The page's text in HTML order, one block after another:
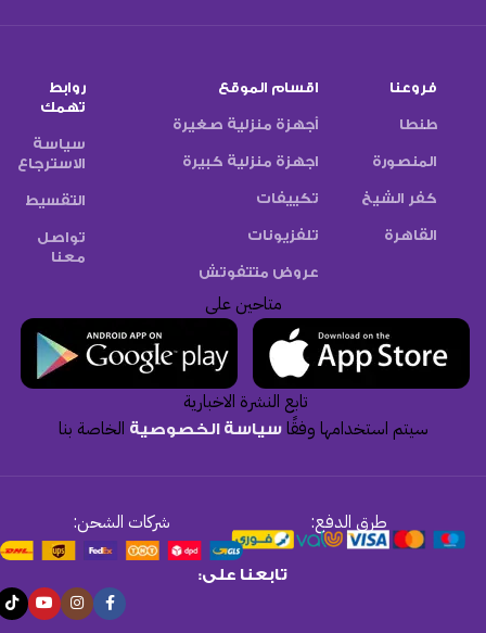
فروعنا
طنطا
المنصورة
كفر الشيخ
القاهرة
اقسام الموقع
أجهزة منزلية صغيرة
اجهزة منزلية كبيرة
تكييفات
تلفزيونات
عروض متتفوتش
روابط
تهمك
سياسة
الاسترجاع
التقسيط
تواصل
معنا
متاحين على
تابع النشرة الاخبارية
سيتم استخدامها وفقًاسياسة الخصوصية الخاصة بنا
طرق الدفع: شركات الشحن:
تابعنا على: